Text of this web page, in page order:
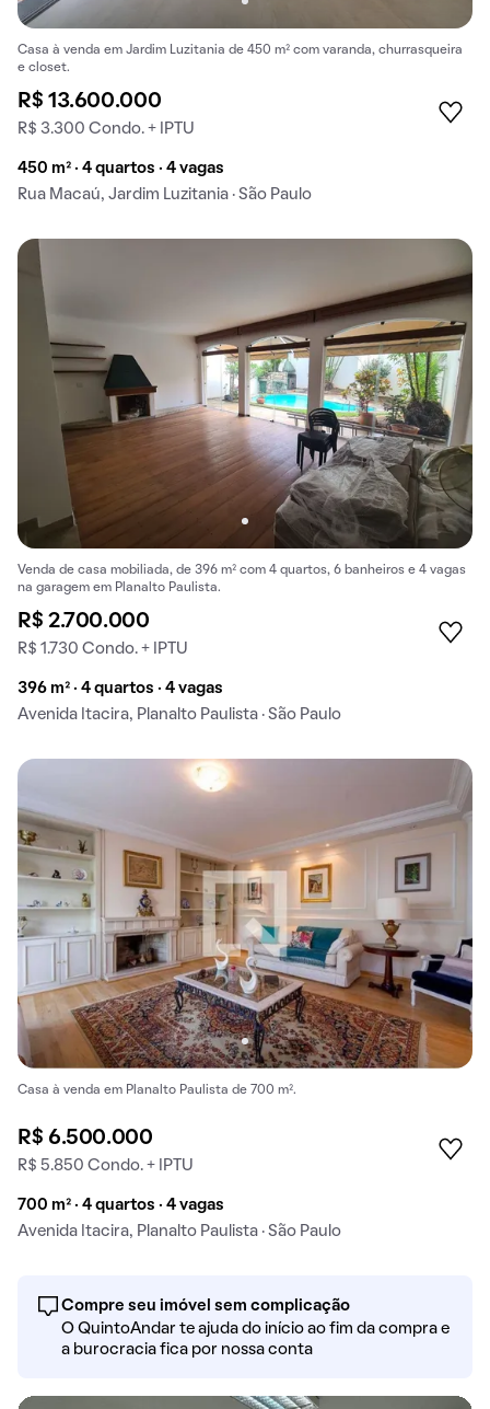
Casa à venda em Jardim Luzitania de 450 m² com varanda, churrasqueira
e closet.
R$ 13.600.000
R$ 3.300 Condo. + IPTU
450 m² · 4 quartos · 4 vagas
Rua Macaú, Jardim Luzitania · São Paulo
Venda de casa mobiliada, de 396 m² com 4 quartos, 6 banheiros e 4 vagas
na garagem em Planalto Paulista.
R$ 2.700.000
R$ 1.730 Condo. + IPTU
396 m² · 4 quartos · 4 vagas
Avenida Itacira, Planalto Paulista · São Paulo
Casa à venda em Planalto Paulista de 700 m².
R$ 6.500.000
R$ 5.850 Condo. + IPTU
700 m² · 4 quartos · 4 vagas
Avenida Itacira, Planalto Paulista · São Paulo
Compre seu imóvel sem complicação
O QuintoAndar te ajuda do início ao fim da compra e
a burocracia fica por nossa conta